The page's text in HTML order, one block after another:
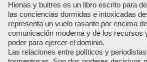
Hienas y buitres es un libro escrito para
las conciencias dormidas e intoxicadas
representa un vuelo rasante por encima
comunicación moderna y de los recursos
poder para ejercer el dominio.
Las relaciones entre políticos y